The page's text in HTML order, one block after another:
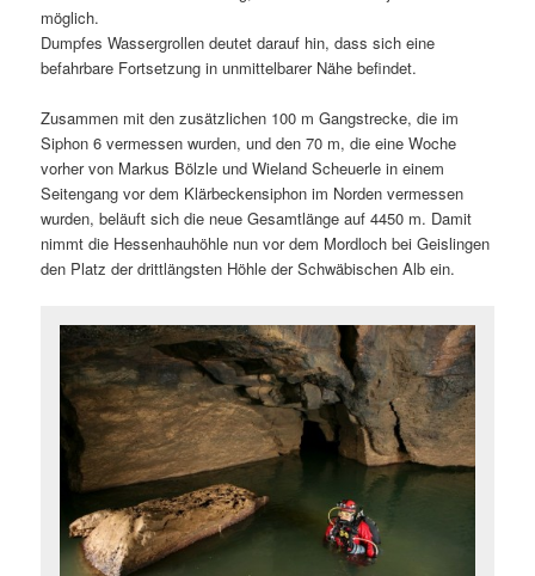
möglich.
Dumpfes Wassergrollen deutet darauf hin, dass sich eine
befahrbare Fortsetzung in unmittelbarer Nähe befindet.
Zusammen mit den zusätzlichen 100 m Gangstrecke, die im
Siphon 6 vermessen wurden, und den 70 m, die eine Woche
vorher von Markus Bölzle und Wieland Scheuerle in einem
Seitengang vor dem Klärbeckensiphon im Norden vermessen
wurden, beläuft sich die neue Gesamtlänge auf 4450 m. Damit
nimmt die Hessenhauhöhle nun vor dem Mordloch bei Geislingen
den Platz der drittlängsten Höhle der Schwäbischen Alb ein.